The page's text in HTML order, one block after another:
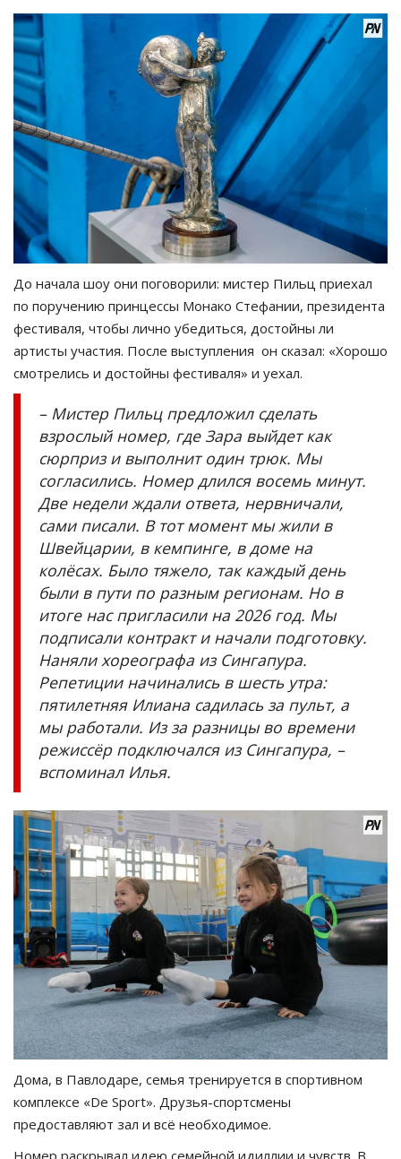
До начала шоу они поговорили: мистер Пильц приехал
по поручению принцессы Монако Стефании, президента
фестиваля, чтобы лично убедиться, достойны ли
артисты участия. После выступления он сказал: «Хорошо
смотрелись и достойны фестиваля» и уехал.
– Мистер Пильц предложил сделать
взрослый номер, где Зара выйдет как
сюрприз и выполнит один трюк. Мы
согласились. Номер длился восемь минут.
Две недели ждали ответа, нервничали,
сами писали. В тот момент мы жили в
Швейцарии, в кемпинге, в доме на
колёсах. Было тяжело, так каждый день
были в пути по разным регионам. Но в
итоге нас пригласили на 2026 год. Мы
подписали контракт и начали подготовку.
Наняли хореографа из Сингапура.
Репетиции начинались в шесть утра:
пятилетняя Илиана садилась за пульт, а
мы работали. Из за разницы во времени
режиссёр подключался из Сингапура, –
вспоминал Илья.
Дома, в Павлодаре, семья тренируется в спортивном
комплексе «De Sport». Друзья-спортсмены
предоставляют зал и всё необходимое.